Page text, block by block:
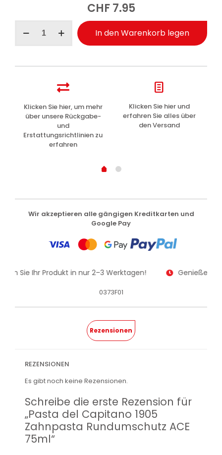
CHF7.95
del
In den Warenkorb legen
Klicken Sie hier, um mehr
über unsere Rückgabe-
und
Erstattungsrichtlinien zu
erfahren
Klicken Sie hier und
erfahren Sie alles über
den Versand
Wir akzeptieren alle gängigen Kreditkarten und
Google Pay
Sie Ihr Produkt in nur 2–3 Werktagen! Genießen
0373F01
Rezensionen
REZENSIONEN
Es gibt noch keine Rezensionen.
Schreibe die erste Rezension für
„Pasta del Capitano 1905
Zahnpasta Rundumschutz ACE
75ml“